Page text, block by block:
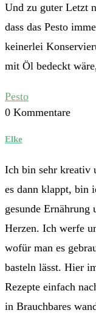
Und zu guter Letzt
dass das Pesto
keinerlei
mit Öl bedeckt
Pesto
0 Kommentare
Elke
Ich bin sehr kreativ
es dann klappt, bin
gesunde
Herzen. Ich werfe
wofür man es
basteln lässt. Hier
Rezepte einfach
in Brauchbares